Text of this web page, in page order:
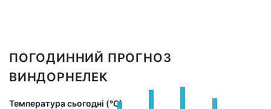
ПОГОДИННИЙ ПРОГНОЗ
ВИНДОРНЕЛЕК
Температура сьогодні (°С)